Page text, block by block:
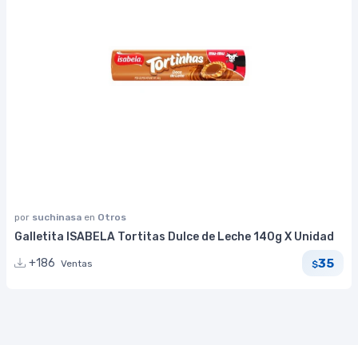
por suchinasa en Otros
Galletita ISABELA Tortitas Dulce de Leche 140g X Unidad
+186 Ventas $35